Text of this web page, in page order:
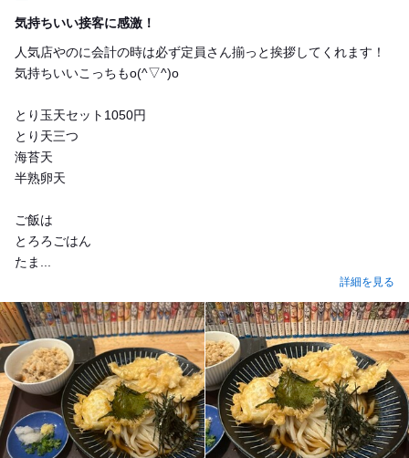
気持ちいい接客に感激！
人気店やのに会計の時は必ず定員さん揃っと挨拶してくれます！
気持ちいいこっちもo(^▽^)o
とり玉天セット1050円
とり天三つ
海苔天
半熟卵天
ご飯は
とろろごはん
たま...
詳細を見る